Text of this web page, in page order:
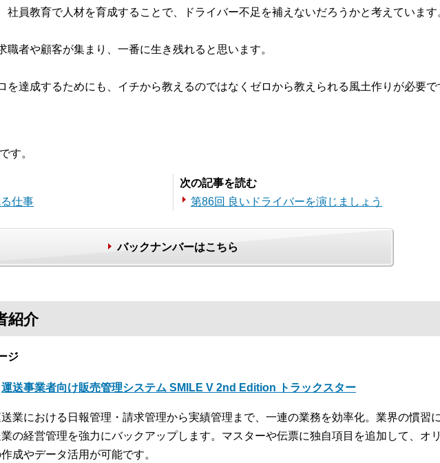
社員教育で人材を育成することで、ドライバー不足を補えないだろうかと考えています
者や顧客が集まり、一番に生き残れると思います。
を達成するためにも、イチから教えるのではなくゼロから教えられる風土作りが必要で
す。
仕事
次の記事を読む
第86回 良いドライバーを演じましょう
バックナンバーはこちら
紹介
ジ
運送事業者向け販売管理システム SMILE V 2nd Edition トラックスター
業における日報管理・請求管理から実績管理まで、一連の業務を効率化。業界の慣習
の経営管理を強力にバックアップします。マスターや伝票に独自項目を追加して、オ
成やデータ活用が可能です。